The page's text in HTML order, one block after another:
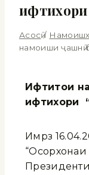
ифтихори
Асосӣ /
намоиши ҷашнӣ
Ифтитоҳи
ифтихори
Имрӯз